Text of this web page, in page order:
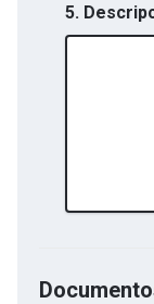
5.